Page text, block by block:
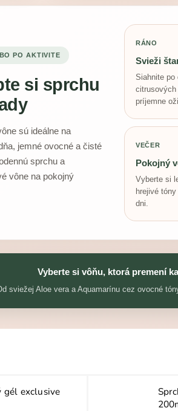
PO AKTIVITE
si sprchu
sú ideálne na
jemné ovocné a čisté
sprchu a
vône na pokojný
RÁNO
Svieži
Siahnite po
citrusových
príjemne
VEČER
Pokojný
Vyberte si
hrejivé
dni.
Vyberte si vôňu, ktorá premení
sviežej Aloe vera a Aquamarínu cez ovocné
gél exclusive